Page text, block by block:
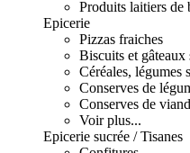
Produits laitiers de
Epicerie
Pizzas fraiches
Biscuits et gâteaux
Céréales, légumes
Conserves de
Conserves de
Voir plus...
Epicerie sucrée / Tisanes